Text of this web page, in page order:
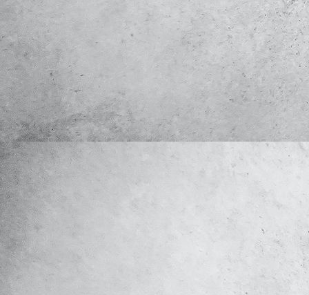
REFERENZ_PHOTO-2021-08-12-19-08-4908_sw